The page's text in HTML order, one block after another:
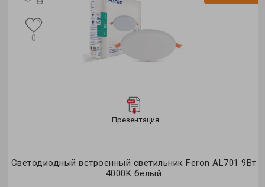
Презентация
Светодиодный встроенный светильник Feron AL701 9Вт
4000K белый
0